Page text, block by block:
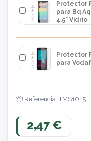
Protector
para Bq
4.5" Vidrio
Protector
para
Referencia: TMS1015
2,47 €